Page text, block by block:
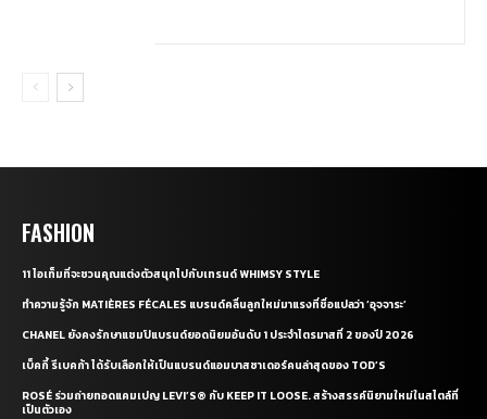
FASHION
11 ไอเท็มที่จะชวนคุณแต่งตัวสนุกไปกับเทรนด์ WHIMSY STYLE
ทำความรู้จัก MATIÈRES FÉCALES แบรนด์คลื่นลูกใหม่มาแรงที่ชื่อแปลว่า ‘อุจจาระ’
CHANEL ยังคงรักษาแชมป์แบรนด์ยอดนิยมอันดับ 1 ประจำไตรมาสที่ 2 ของปี 2026
เบ็คกี้ รีเบคก้า ได้รับเลือกให้เป็นแบรนด์แอมบาสซาเดอร์คนล่าสุดของ TOD’S
ROSÉ ร่วมถ่ายทอดแคมเปญ LEVI’S® กับ KEEP IT LOOSE. สร้างสรรค์นิยามใหม่ในสไตล์ที่
เป็นตัวเอง